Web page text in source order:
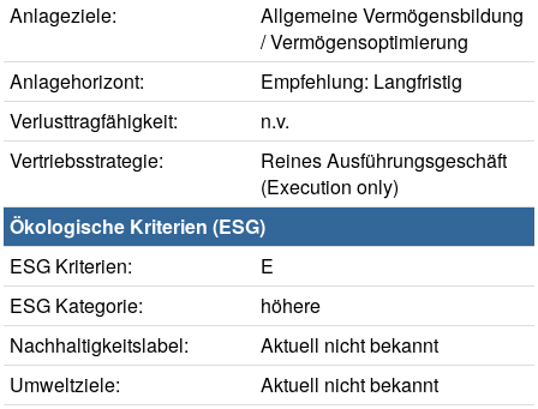
Anlageziele:
Allgemeine Vermögensbildung
/ Vermögensoptimierung
Anlagehorizont:
Empfehlung: Langfristig
Verlusttragfähigkeit:
n.v.
Vertriebsstrategie:
Reines Ausführungsgeschäft
(Execution only)
Ökologische Kriterien (ESG)
ESG Kriterien:
E
ESG Kategorie:
höhere
Nachhaltigkeitslabel:
Aktuell nicht bekannt
Umweltziele:
Aktuell nicht bekannt